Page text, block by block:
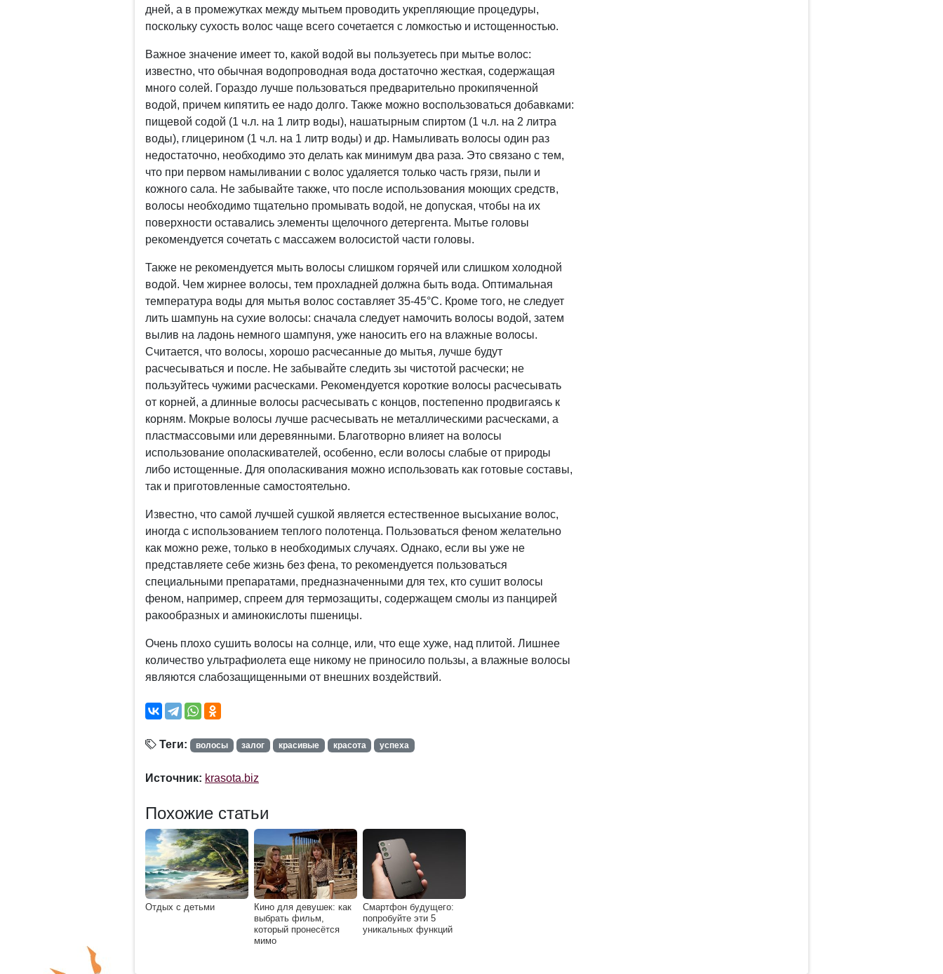
дней, а в промежутках между мытьем проводить укрепляющие процедуры,
поскольку сухость волос чаще всего сочетается с ломкостью и истощенностью.
Важное значение имеет то, какой водой вы пользуетесь при мытье волос:
известно, что обычная водопроводная вода достаточно жесткая, содержащая
много солей. Гораздо лучше пользоваться предварительно прокипяченной
водой, причем кипятить ее надо долго. Также можно воспользоваться добавками:
пищевой содой (1 ч.л. на 1 литр воды), нашатырным спиртом (1 ч.л. на 2 литра
воды), глицерином (1 ч.л. на 1 литр воды) и др. Намыливать волосы один раз
недостаточно, необходимо это делать как минимум два раза. Это связано с тем,
что при первом намыливании с волос удаляется только часть грязи, пыли и
кожного сала. Не забывайте также, что после использования моющих средств,
волосы необходимо тщательно промывать водой, не допуская, чтобы на их
поверхности оставались элементы щелочного детергента. Мытье головы
рекомендуется сочетать с массажем волосистой части головы.
Также не рекомендуется мыть волосы слишком горячей или слишком холодной
водой. Чем жирнее волосы, тем прохладней должна быть вода. Оптимальная
температура воды для мытья волос составляет 35-45°С. Кроме того, не следует
лить шампунь на сухие волосы: сначала следует намочить волосы водой, затем
вылив на ладонь немного шампуня, уже наносить его на влажные волосы.
Считается, что волосы, хорошо расчесанные до мытья, лучше будут
расчесываться и после. Не забывайте следить зы чистотой расчески; не
пользуйтесь чужими расческами. Рекомендуется короткие волосы расчесывать
от корней, а длинные волосы расчесывать с концов, постепенно продвигаясь к
корням. Мокрые волосы лучше расчесывать не металлическими расческами, а
пластмассовыми или деревянными. Благотворно влияет на волосы
использование ополаскивателей, особенно, если волосы слабые от природы
либо истощенные. Для ополаскивания можно использовать как готовые составы,
так и приготовленные самостоятельно.
Известно, что самой лучшей сушкой является естественное высыхание волос,
иногда с использованием теплого полотенца. Пользоваться феном желательно
как можно реже, только в необходимых случаях. Однако, если вы уже не
представляете себе жизнь без фена, то рекомендуется пользоваться
специальными препаратами, предназначенными для тех, кто сушит волосы
феном, например, спреем для термозащиты, содержащем смолы из панцирей
ракообразных и аминокислоты пшеницы.
Очень плохо сушить волосы на солнце, или, что еще хуже, над плитой. Лишнее
количество ультрафиолета еще никому не приносило пользы, а влажные волосы
являются слабозащищенными от внешних воздействий.
Теги: волосы залог красивые красота успеха
Источник: krasota.biz
Похожие статьи
Отдых с детьми
Кино для девушек: как
выбрать фильм,
который пронесётся
мимо
Смартфон будущего:
попробуйте эти 5
уникальных функций